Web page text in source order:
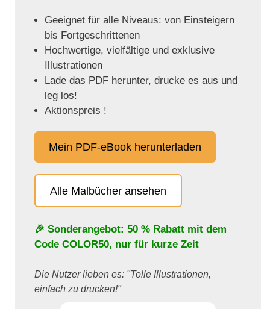
Geeignet für alle Niveaus: von Einsteigern
bis Fortgeschrittenen
Hochwertige, vielfältige und exklusive
Illustrationen
Lade das PDF herunter, drucke es aus und
leg los!
Aktionspreis !
Mein PDF-eBook herunterladen
Alle Malbücher ansehen
🎉 Sonderangebot: 50 % Rabatt mit dem
Code COLOR50, nur für kurze Zeit
Die Nutzer lieben es: "Tolle Illustrationen,
einfach zu drucken!"